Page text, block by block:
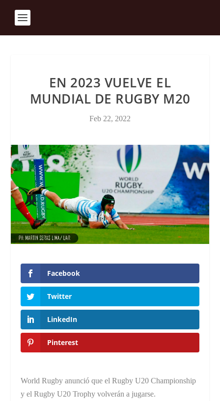
EN 2023 VUELVE EL
MUNDIAL DE RUGBY M20
Feb 22, 2022
Facebook
Twitter
LinkedIn
Pinterest
World Rugby anunció que el Rugby U20 Championship
y el Rugby U20 Trophy volverán a jugarse.